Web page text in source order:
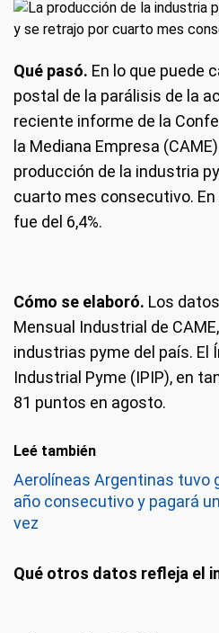
Qué pasó. En lo que puede
postal de la parálisis de la
reciente informe de la
la Mediana Empresa
producción de la industria
cuarto mes consecutivo.
fue del 6,4%.
Cómo se elaboró. Los
Mensual Industrial de
industrias pyme del país. El
Industrial Pyme (IPIP), en
81 puntos en agosto.
Leé también
Aerolíneas Argentinas tuvo
año consecutivo y pagará
vez
Qué otros datos refleja el